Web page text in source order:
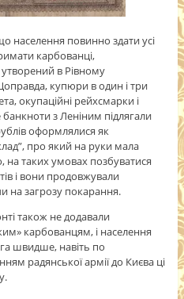
населення повинно здати усі
карбованці,
в Рівному
купюри в один і три
окупаційні рейхсмарки і
банкноти з Леніним підлягали
оформлялися як
про який на руки мала
на таких умовах позбуватися
і вони продовжували
на загрозу покарання.
також не додавали
карбованцям, і населення
швидше, навіть по
радянської армії до Києва ці